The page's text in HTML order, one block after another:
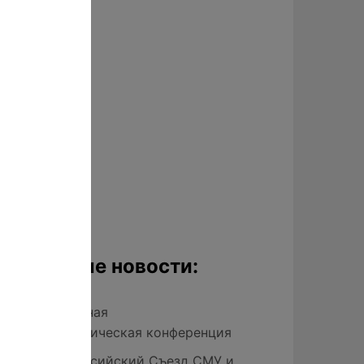
Последние новости:
XII Национальная
кристаллохимическая конференция
XIV-ый Всероссийский Съезд СМУ и